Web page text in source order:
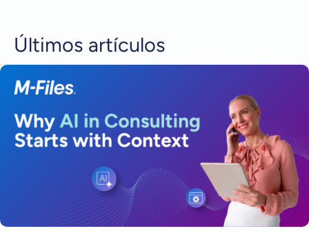
Últimos artículos